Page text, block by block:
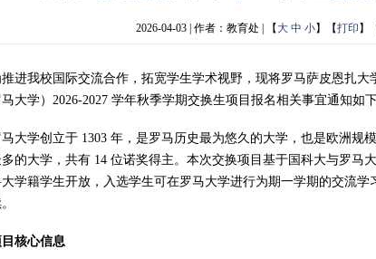
2026-04-03 | 作者： 教育处 | 【 大 中 小】【打印 】
推进我校国际交流合作，拓宽学生学术视野，现将罗马萨皮恩扎大
大学）2026-2027 学年秋季学期交换生项目报名相关事宜通知如下
马大学创立于 1303 年，是罗马历史最为悠久的大学，也是欧洲规
的大学，共有 14 位诺奖得主。本次交换项目基于国科大与罗马
学籍学生开放，入选学生可在罗马大学进行为期一学期的交流
核心信息